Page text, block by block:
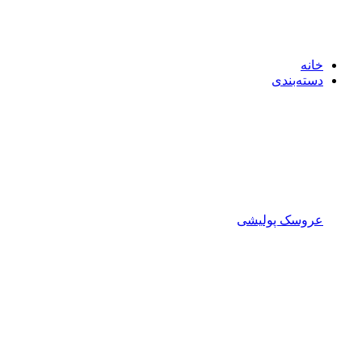
خانه
دسته‌بندی
عروسک پولیشی